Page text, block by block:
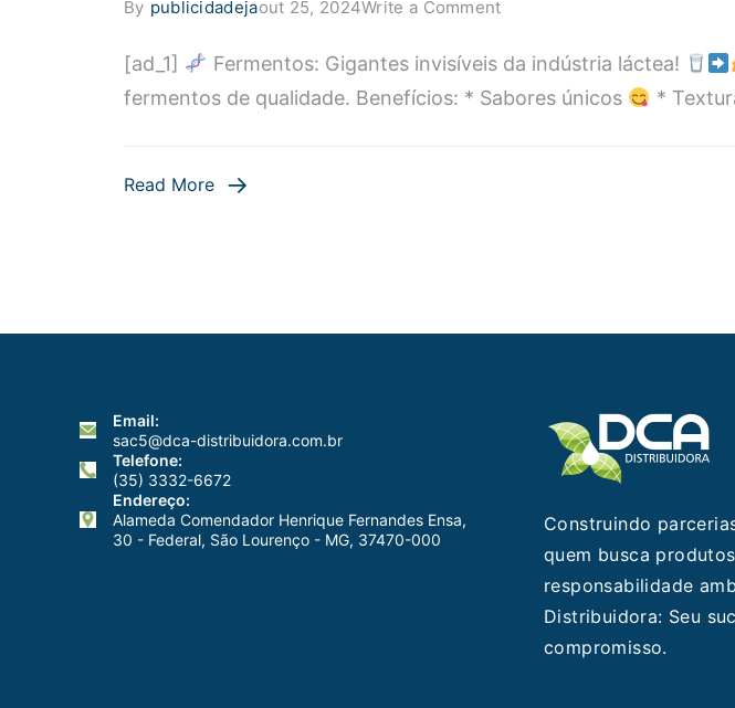
By publicidadejaout 25, 2024Write a Commenton
Gigantes
invisíveis
indústria
[ad_1] Fermentos: Gigantes invisíveis da indústria láctea!
fermentos de qualidade. Benefícios: * Sabores únicos
*
Read More
Email:
sac5@dca-distribuidora.com.br
Telefone:
(35) 3332-6672
Endereço:
Alameda Comendador Henrique Fernandes Ensa,
30 - Federal, São Lourenço - MG, 37470-000
Construindo
quem busca
responsabilidade
Distribuidora: Seu
compromisso.